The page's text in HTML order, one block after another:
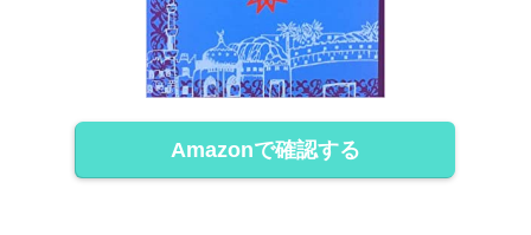
Amazonで確認する